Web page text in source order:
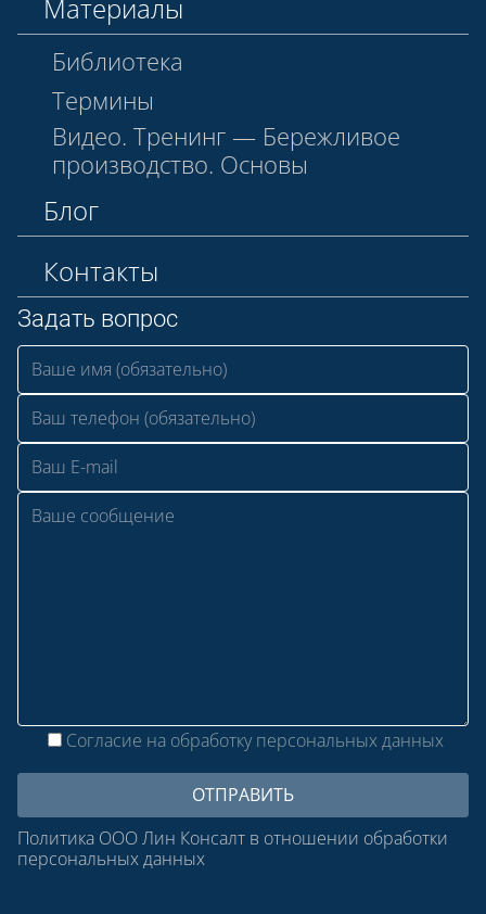
Материалы
Библиотека
Термины
Видео. Тренинг — Бережливое
производство. Основы
Блог
Контакты
Задать вопрос
Согласие на обработку персональных данных
Политика ООО Лин Консалт в отношении обработки
персональных данных